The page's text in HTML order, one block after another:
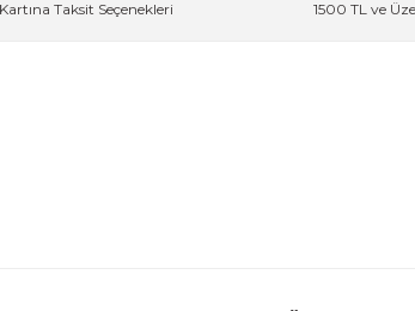
Taksit Seçenekleri 1500 TL ve